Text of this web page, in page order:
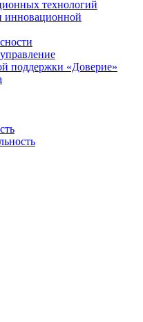
технологий
инновационной
поддержки «Доверие»